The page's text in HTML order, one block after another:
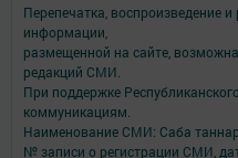
Перепечатка, воспроизведение
информации,
размещенной на сайте,
редакций СМИ.
При поддержке
коммуникациям.
Наименование СМИ: Саба
№ записи о регистрации СМИ,